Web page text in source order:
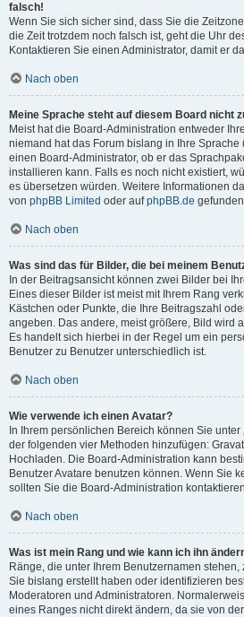
falsch!
Wenn Sie sich sicher sind, dass Sie die
die Zeit trotzdem noch falsch ist, geht die Uhr
Kontaktieren Sie einen Administrator, damit er
Nach oben
Meine Sprache steht auf diesem Board nicht
Meist hat die Board-Administration entweder
niemand hat das Forum bislang in Ihre Sprache
einen Board-Administrator, ob er das
installieren kann. Falls es noch nicht existiert,
es übersetzen würden. Weitere Informationen
von phpBB Limited oder aufphpBB.de
Nach oben
Was sind das für Bilder, die bei meinem
In der Beitragsansicht können zwei Bilder bei
Eines dieser Bilder ist meist mit Ihrem Rang
Kästchen oder Punkte, die Ihre Beitragszahl
angeben. Das andere, meist größere, Bild wird
Es handelt sich hierbei in der Regel um ein
Benutzer zu Benutzer unterschiedlich ist.
Nach oben
Wie verwende ich einen Avatar?
In Ihrem persönlichen Bereich können Sie unter
der folgenden vier Methoden hinzufügen:
Hochladen. Die Board-Administration kann
Benutzer Avatare benutzen können. Wenn Sie
sollten Sie die Board-Administration
Nach oben
Was ist mein Rang und wie kann ich ihn
Ränge, die unter Ihrem Benutzernamen
Sie bislang erstellt haben oder identifizieren
Moderatoren und Administratoren.
eines Ranges nicht direkt ändern, da sie von